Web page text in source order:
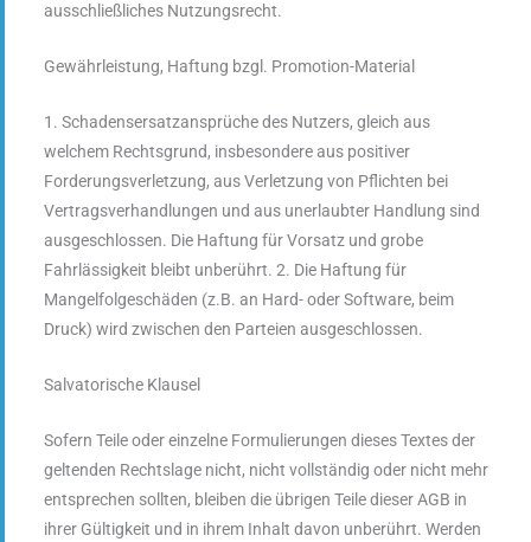
ausschließliches Nutzungsrecht.
Gewährleistung, Haftung bzgl. Promotion-Material
1. Schadensersatzansprüche des Nutzers, gleich aus
welchem Rechtsgrund, insbesondere aus positiver
Forderungsverletzung, aus Verletzung von Pflichten bei
Vertragsverhandlungen und aus unerlaubter Handlung sind
ausgeschlossen. Die Haftung für Vorsatz und grobe
Fahrlässigkeit bleibt unberührt. 2. Die Haftung für
Mangelfolgeschäden (z.B. an Hard- oder Software, beim
Druck) wird zwischen den Parteien ausgeschlossen.
Salvatorische Klausel
Sofern Teile oder einzelne Formulierungen dieses Textes der
geltenden Rechtslage nicht, nicht vollständig oder nicht mehr
entsprechen sollten, bleiben die übrigen Teile dieser AGB in
ihrer Gültigkeit und in ihrem Inhalt davon unberührt. Werden